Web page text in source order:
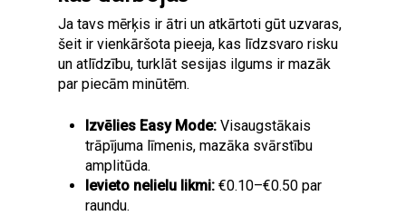
Ja tavs mērķis ir ātri un atkārtoti gūt uzvaras,
šeit ir vienkāršota pieeja, kas līdzsvaro risku
un atlīdzību, turklāt sesijas ilgums ir mazāk
par piecām minūtēm.
Izvēlies Easy Mode: Visaugstākais
trāpījuma līmenis, mazāka svārstību
amplitūda.
Ievieto nelielu likmi: €0.10–€0.50 par
raundu.